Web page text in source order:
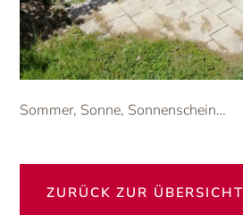
Sommer, Sonne, Sonnenschein…
ZURÜCK ZUR ÜBERSICHT